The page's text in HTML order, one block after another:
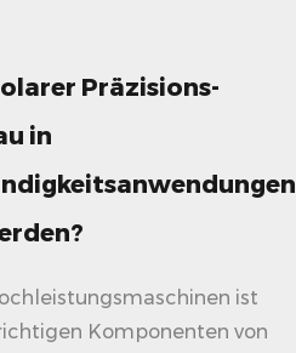
Präzisions-
in
ist
Komponenten von